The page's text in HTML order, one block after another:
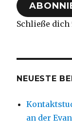
Schließe dich
NEUESTE
an der